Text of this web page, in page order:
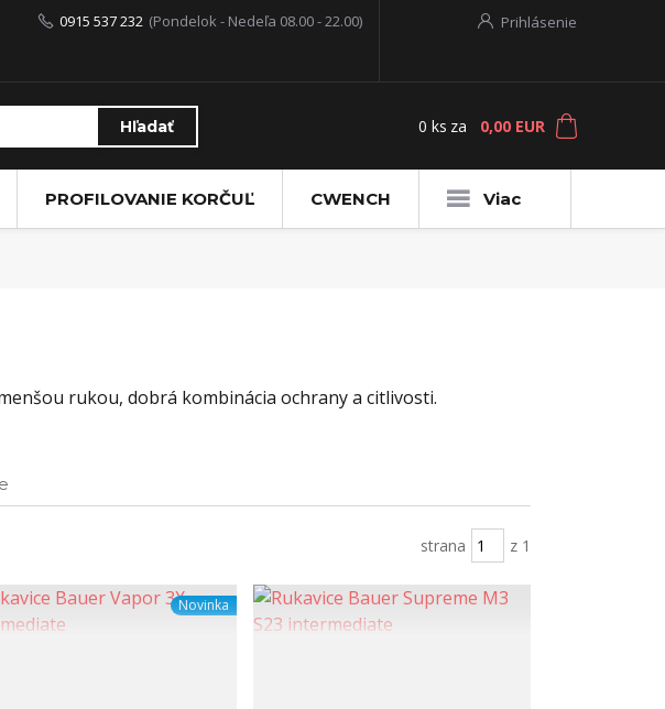
Prihlásenie
Hľadať
0915 537 232 (Pondelok - Nedeľa 08.00 - 22.00)
0 ks za 0,00 EUR
PROFILOVANIE KORČUĽ CWENCH Viac
rukou, dobrá kombinácia ochrany a citlivosti.
strana z 1
Novinka